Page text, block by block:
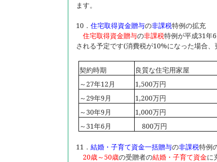
ます。
10 ． 住宅取得資金贈与の非課税特例の拡充
住宅取得資金贈与の非課税特例が平成31年
される予定です(消費税が10%になった場合
契約時期
良質な住宅用家屋
～27年12月
1,500万円
～29年9月
1,200万円
～30年9月
1,000万円
～31年6月
800万円
11 ． 結婚・子育て資金一括贈与の非課税特例
20歳～50歳の受贈者の結婚・子育て資金に